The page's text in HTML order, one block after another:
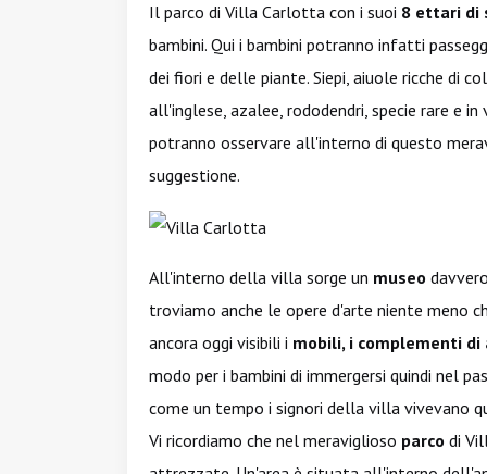
Il parco di Villa Carlotta con i suoi 8 ettari di
bambini. Qui i bambini potranno infatti
dei fiori e delle piante. Siepi, aiuole ricche di
all'inglese, azalee, rododendri, specie rare e
potranno osservare all'interno di questo
suggestione.
All'interno della villa sorge un museo
troviamo anche le opere d'arte niente meno
ancora oggi visibili i mobili, i complementi
modo per i bambini di immergersi quindi nel
come un tempo i signori della villa vivevano
Vi ricordiamo che nel meraviglioso parco di